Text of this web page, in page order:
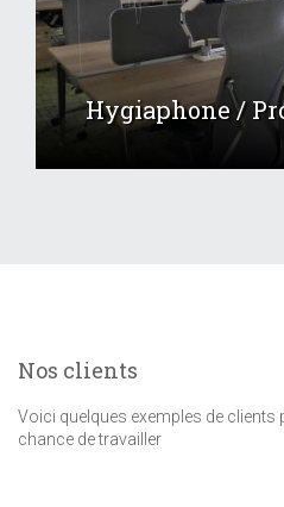
Hygiaphone /
Nos clients
Voici quelques exemples de
chance de travailler